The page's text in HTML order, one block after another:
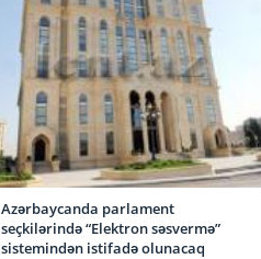
Azərbaycanda parlament
seçkilərində “Elektron səsvermə”
sistemindən istifadə olunacaq